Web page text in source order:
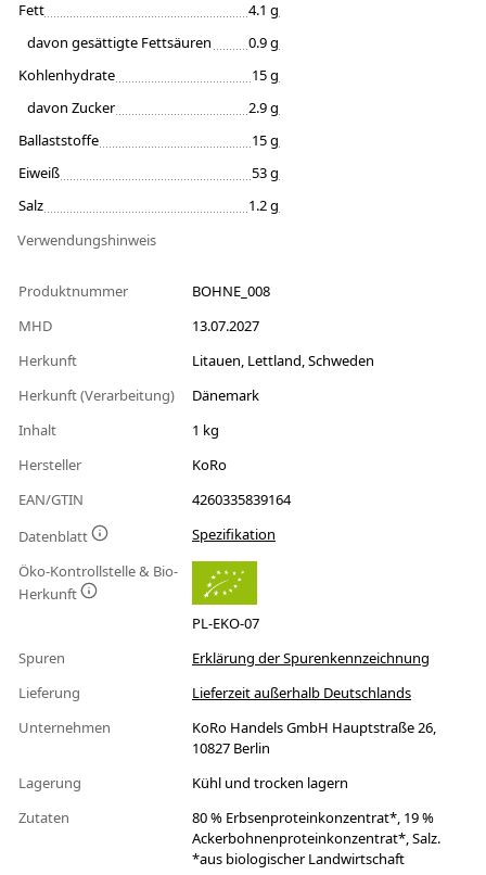
Fett
4.1 g
davon gesättigte Fettsäuren
0.9 g
Kohlenhydrate
15 g
davon Zucker
2.9 g
Ballaststoffe
15 g
Eiweiß
53 g
Salz
1.2 g
Verwendungshinweis
Produktnummer
BOHNE_008
MHD
13.07.2027
Herkunft
Litauen, Lettland, Schweden
Herkunft (Verarbeitung)
Dänemark
Inhalt
1 kg
Hersteller
KoRo
EAN/GTIN
4260335839164
Datenblatt
Spezifikation
Öko-Kontrollstelle & Bio-
Herkunft
PL-EKO-07
Spuren
Erklärung der Spurenkennzeichnung
Lieferung
Lieferzeit außerhalb Deutschlands
Unternehmen
KoRo Handels GmbH Hauptstraße 26,
10827 Berlin
Lagerung
Kühl und trocken lagern
Zutaten
80 % Erbsenproteinkonzentrat*, 19 %
Ackerbohnenproteinkonzentrat*, Salz.
*aus biologischer Landwirtschaft